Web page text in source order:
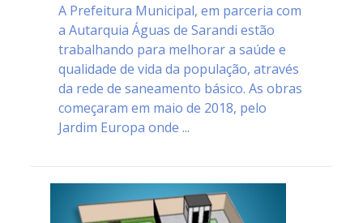
A Prefeitura Municipal, em parceria com
a Autarquia Águas de Sarandi estão
trabalhando para melhorar a saúde e
qualidade de vida da população, através
da rede de saneamento básico. As obras
começaram em maio de 2018, pelo
Jardim Europa onde ...